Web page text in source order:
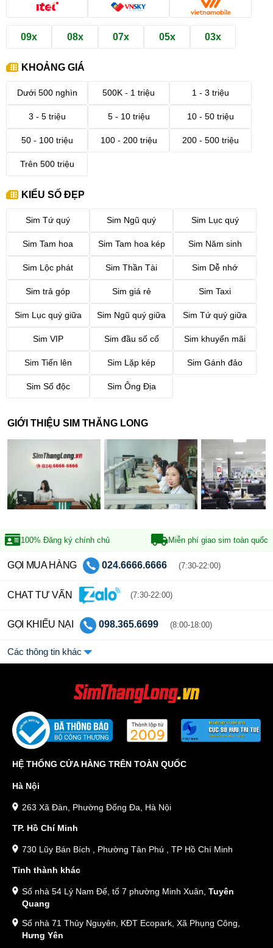
09x 08x 07x 05x 03x
KHOẢNG GIÁ
Dưới 500 nghìn 500K - 1 triệu 1 - 3 triệu
3 - 5 triệu 5 - 10 triệu 10 - 50 triệu
50 - 100 triệu 100 - 200 triệu 200 - 500 triệu
Trên 500 triệu
KIỂU SỐ ĐẸP
Sim Tứ quý Sim Ngũ quý Sim Lục quý
Sim Tam hoa Sim Tam hoa kép Sim Năm sinh
Sim Lộc phát Sim Thần Tài Sim Dễ nhớ
Sim trả góp Sim giá rẻ Sim Taxi
Sim Lục quý giữa Sim Ngũ quý giữa Sim Tứ quý giữa
Sim VIP Sim đầu số cổ Sim khuyến mãi
Sim Tiến lên Sim Lặp kép Sim Gánh đảo
Sim Số độc Sim Ông Địa
GIỚI THIỆU SIM THĂNG LONG
100% Đăng ký chính chủ Miễn phí giao sim toàn quốc
GỌI MUA HÀNG 024.6666.6666 (7:30-22:00)
CHAT TƯ VẤN (7:30-22:00)
GỌI KHIẾU NẠI 098.365.6699 (8:00-18:00)
Các thông tin khác
HỆ THỐNG CỬA HÀNG TRÊN TOÀN QUỐC
Hà Nội
263 Xã Đàn, Phường Đống Đa, Hà Nội
TP. Hồ Chí Minh
730 Lũy Bán Bích , Phường Tân Phú , TP Hồ Chí Minh
Tỉnh thành khác
Số nhà 54 Lý Nam Đế, tổ 7 phường Minh Xuân, Tuyên
Quang
Số nhà 71 Thủy Nguyên, KĐT Ecopark, Xã Phụng Công,
Hưng Yên